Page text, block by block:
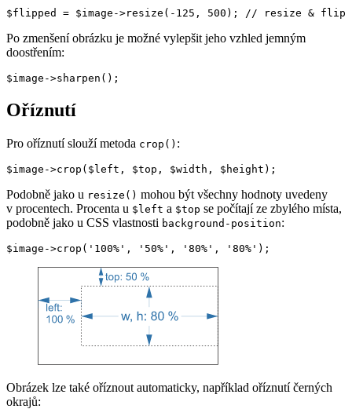
Po zmenšení obrázku je možné vylepšit jeho vzhled jemným
doostřením:
Oříznutí
Pro oříznutí slouží metoda crop() :
Podobně jako u resize() mohou být všechny hodnoty uvedeny
v procentech. Procenta u $left a $top se počítají ze zbylého místa,
podobně jako u CSS vlastnosti background-position:
Obrázek lze také oříznout automaticky, například oříznutí černých
okrajů: